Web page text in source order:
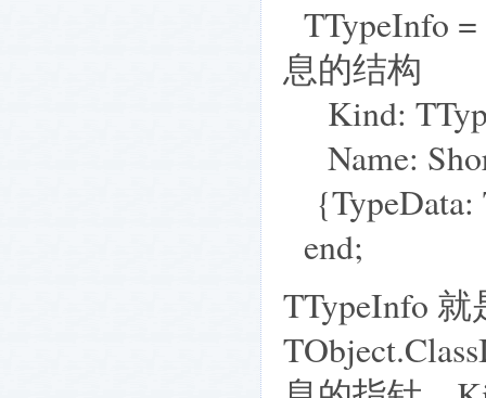
TTypeInfo
息的结构
Kind:
Name:
end;
TTypeInfo